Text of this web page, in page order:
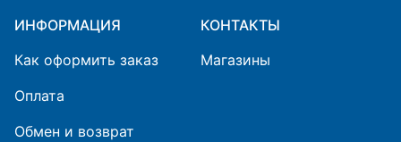
ИНФОРМАЦИЯ
Как оформить заказ
Оплата
Обмен и возврат
КОНТАКТЫ
Магазины